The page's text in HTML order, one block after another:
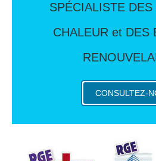
SPÉCIALISTE
CHALEUR et DES
CONSULTEZ-